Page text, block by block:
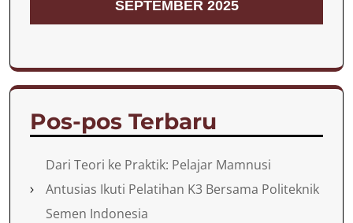
SEPTEMBER 2025
Pos-pos Terbaru
Dari Teori ke Praktik: Pelajar Mamnusi
Antusias Ikuti Pelatihan K3 Bersama Politeknik
Semen Indonesia